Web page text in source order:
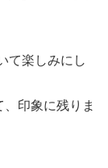
て楽しみにし
印象に残りま